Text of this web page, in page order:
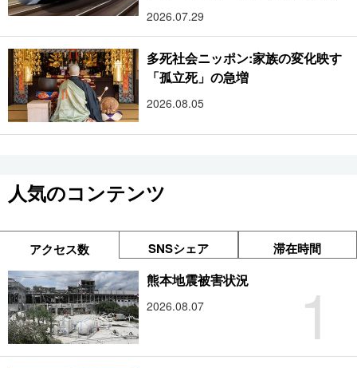
2026.07.29
多死社会ニッポン:家族の変化映す
「孤立死」の急増
2026.08.05
人気のコンテンツ
アクセス数 SNSシェア 滞在時間
1
熊本地震被害状況
2026.08.07